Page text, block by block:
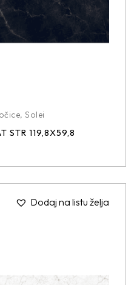
, Solei
STR 119,8X59,8
Dodaj na listu želja